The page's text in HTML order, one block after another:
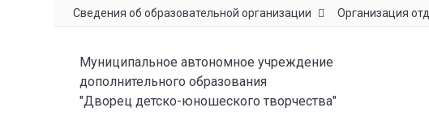
Сведения об образовательной организации Организация
Муниципальное автономное учреждение
дополнительного образования
"Дворец детско-юношеского творчества"